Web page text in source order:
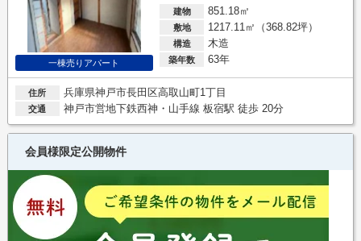
一棟売りアパート
建物 851.18㎡
敷地 1217.11㎡（368.82坪）
構造 木造
築年数 63年
住所 兵庫県神戸市長田区高取山町1丁目
交通 神戸市営地下鉄西神・山手線 板宿駅 徒歩 20分
会員様限定公開物件